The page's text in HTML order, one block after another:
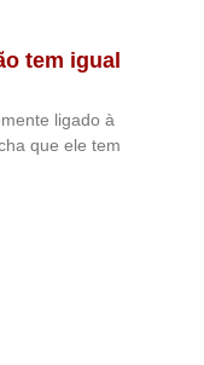
tem igual
ligado à
que ele tem